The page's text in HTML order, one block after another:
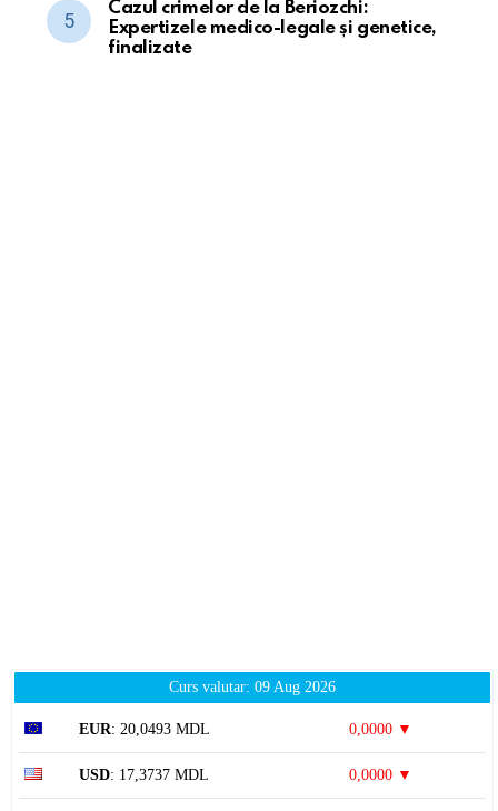
Cazul crimelor de la Beriozchi:
Expertizele medico-legale și genetice,
finalizate
Curs valutar: 09 Aug 2026
EUR: 20,0493 MDL 0,0000 ▼
USD: 17,3737 MDL 0,0000 ▼